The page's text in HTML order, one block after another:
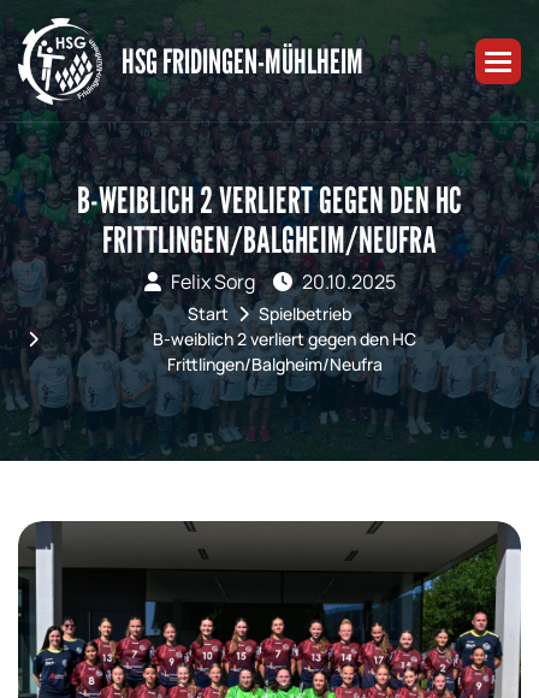
HSG FRIDINGEN-MÜHLHEIM
B-WEIBLICH 2 VERLIERT GEGEN DEN HC
FRITTLINGEN/BALGHEIM/NEUFRA
Felix Sorg 20.10.2025
Start
Spielbetrieb
B-weiblich 2 verliert gegen den HC
Frittlingen/Balgheim/Neufra